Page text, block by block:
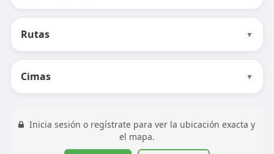
Rutas ▼
Cimas ▼
Inicia sesión o regístrate para ver la ubicación exacta y
el mapa.